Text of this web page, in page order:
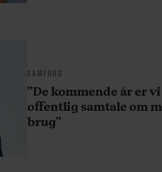
SAMFUND
”De kommende år er
offentlig samtale om
brug”